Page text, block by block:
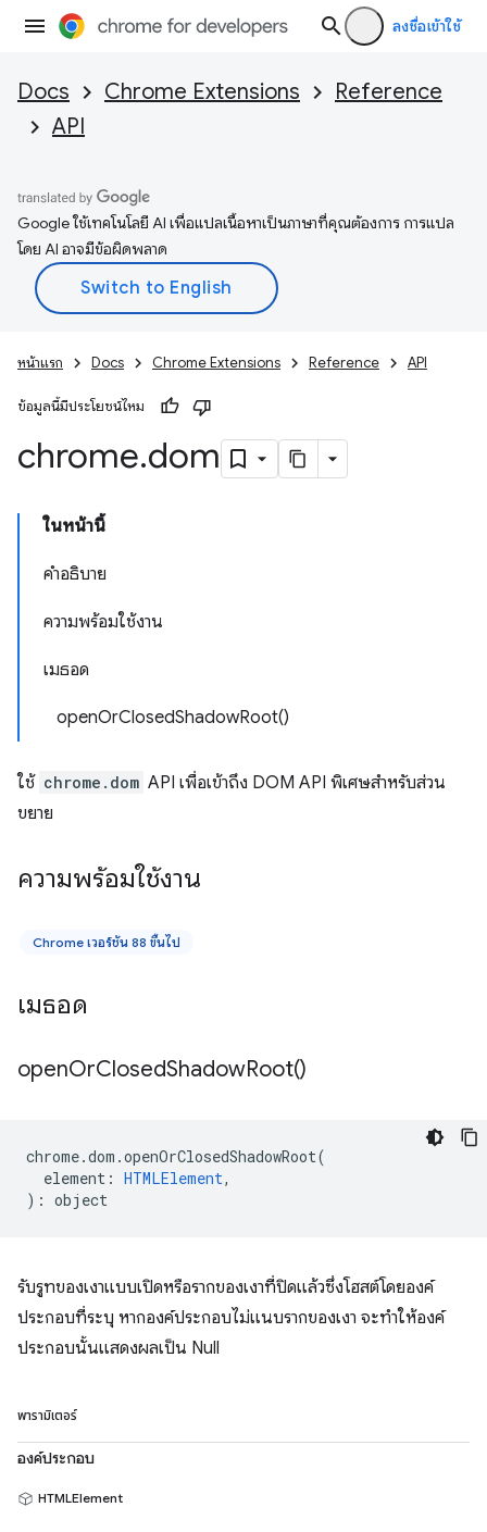
ลงชื่อเข้าใช้
Docs Chrome Extensions
Reference
API
Google ใช้เทคโนโลยี AI เพื่อแปลเนื้อหาเป็นภาษาที่คุณต้องการ การแปล
โดย AI อาจมีข้อผิดพลาด
หน้าแรก Docs Chrome Extensions Reference API
ข้อมูลนี้มีประโยชน์ไหม
chrome.dom
ในหน้านี้
คำอธิบาย
ความพร้อมใช้งาน
เมธอด
openOrClosedShadowRoot()
ใช้ chrome.dom API เพื่อเข้าถึง DOM API พิเศษสำหรับส่วน
ขยาย
ความพร้อมใช้งาน
Chrome เวอร์ชัน 88 ขึ้นไป
เมธอด
openOrClosedShadowRoot()
chrome.dom .openOrClosedShadowRoot(
element : HTMLElement,
) : object
รับรูทของเงาแบบเปิดหรือรากของเงาที่ปิดแล้วซึ่งโฮสต์โดยองค์
ประกอบที่ระบุ หากองค์ประกอบไม่แนบรากของเงา จะทำให้องค์
ประกอบนั้นแสดงผลเป็น Null
พารามิเตอร์
องค์ประกอบ
HTMLElement